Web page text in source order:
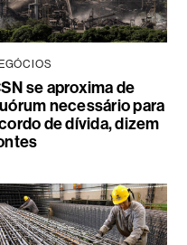
se aproxima de
necessário para
de dívida, dizem